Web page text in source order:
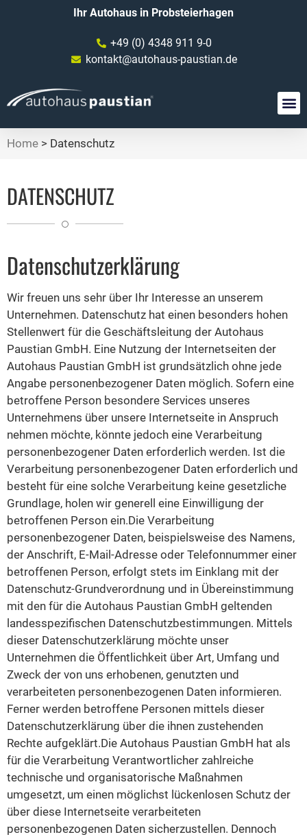
+49 (0) 4348 911 9-0
kontakt@autohaus-paustian.de
Ihr Autohaus in Probsteierhagen
Home > Datenschutz
DATENSCHUTZ
Datenschutzerklärung
Wir freuen uns sehr über Ihr Interesse an unserem
Unternehmen. Datenschutz hat einen besonders hohen
Stellenwert für die Geschäftsleitung der Autohaus
Paustian GmbH. Eine Nutzung der Internetseiten der
Autohaus Paustian GmbH ist grundsätzlich ohne jede
Angabe personenbezogener Daten möglich. Sofern eine
betroffene Person besondere Services unseres
Unternehmens über unsere Internetseite in Anspruch
nehmen möchte, könnte jedoch eine Verarbeitung
personenbezogener Daten erforderlich werden. Ist die
Verarbeitung personenbezogener Daten erforderlich und
besteht für eine solche Verarbeitung keine gesetzliche
Grundlage, holen wir generell eine Einwilligung der
betroffenen Person ein.Die Verarbeitung
personenbezogener Daten, beispielsweise des Namens,
der Anschrift, E-Mail-Adresse oder Telefonnummer einer
betroffenen Person, erfolgt stets im Einklang mit der
Datenschutz-Grundverordnung und in Übereinstimmung
mit den für die Autohaus Paustian GmbH geltenden
landesspezifischen Datenschutzbestimmungen. Mittels
dieser Datenschutzerklärung möchte unser
Unternehmen die Öffentlichkeit über Art, Umfang und
Zweck der von uns erhobenen, genutzten und
verarbeiteten personenbezogenen Daten informieren.
Ferner werden betroffene Personen mittels dieser
Datenschutzerklärung über die ihnen zustehenden
Rechte aufgeklärt.Die Autohaus Paustian GmbH hat als
für die Verarbeitung Verantwortlicher zahlreiche
technische und organisatorische Maßnahmen
umgesetzt, um einen möglichst lückenlosen Schutz der
über diese Internetseite verarbeiteten
personenbezogenen Daten sicherzustellen. Dennoch